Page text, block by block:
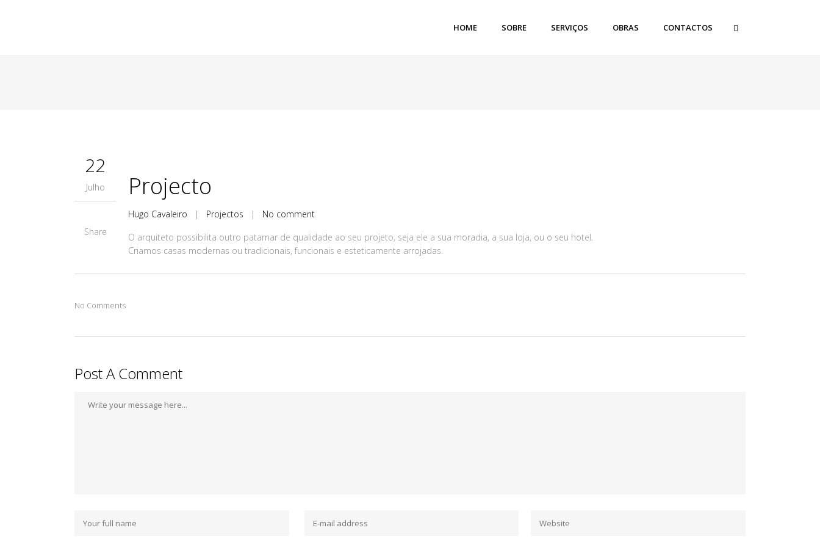
HOME SOBRE SERVIÇOS OBRAS CONTACTOS
22
Julho
Share
Projecto
Hugo Cavaleiro | Projectos | No comment
O arquiteto possibilita outro patamar de qualidade ao seu projeto, seja ele a sua moradia, a sua loja, ou o seu hotel.
Criamos casas modernas ou tradicionais, funcionais e esteticamente arrojadas.
No Comments
Post A Comment